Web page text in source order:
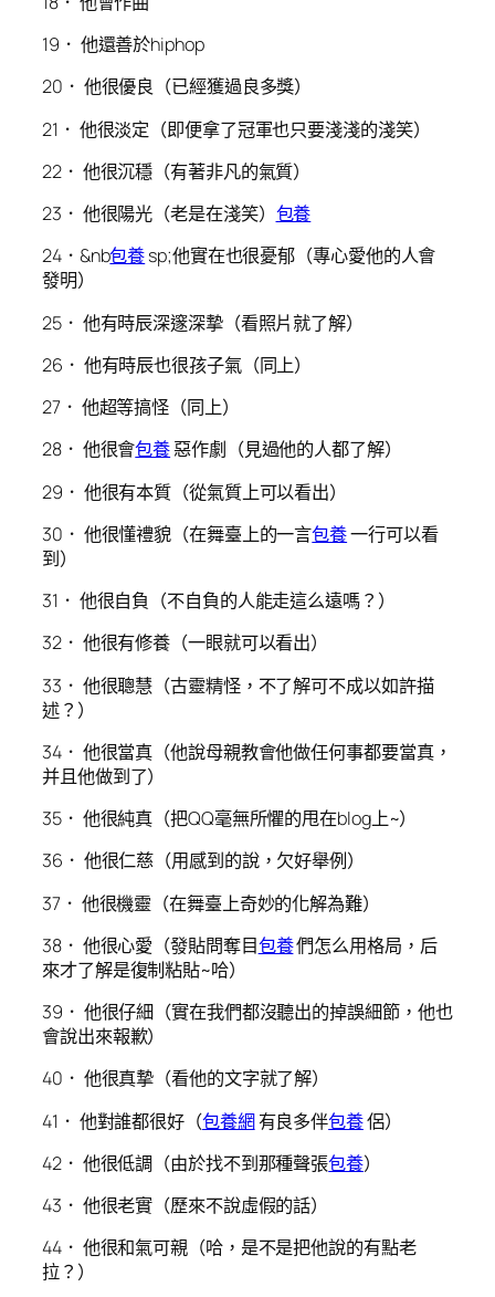
19． 他還善於hiphop
20． 他很優良（已經獲過良多獎）
21． 他很淡定（即便拿了冠軍也只要淺淺的淺笑）
22． 他很沉穩（有著非凡的氣質）
23． 他很陽光（老是在淺笑） 包養
24．&nb包養sp;他實在也很憂郁（專心愛他的人會
發明）
25． 他有時辰深邃深摯（看照片就了解）
26． 他有時辰也很孩子氣（同上）
27． 他超等搞怪（同上）
28． 他很會包養惡作劇（見過他的人都了解）
29． 他很有本質（從氣質上可以看出）
30． 他很懂禮貌（在舞臺上的一言包養一行可以看
到）
31． 他很自負（不自負的人能走這么遠嗎？）
32． 他很有修養（一眼就可以看出）
33． 他很聰慧（古靈精怪，不了解可不成以如許描
述？）
34． 他很當真（他說母親教會他做任何事都要當真，
并且他做到了）
35． 他很純真（把QQ毫無所懼的甩在blog上~）
36． 他很仁慈（用感到的說，欠好舉例）
37． 他很機靈（在舞臺上奇妙的化解為難）
38． 他很心愛（發貼問奪目包養們怎么用格局，后
來才了解是復制粘貼~哈）
39． 他很仔細（實在我們都沒聽出的掉誤細節，他也
會說出來報歉）
40． 他很真摯（看他的文字就了解）
41． 他對誰都很好（包養網有良多伴包養侶）
42． 他很低調（由於找不到那種聲張包養）
43． 他很老實（歷來不說虛假的話）
44． 他很和氣可親（哈，是不是把他說的有點老
拉？）